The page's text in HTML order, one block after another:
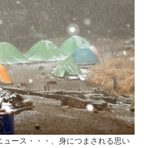
ュース・・・、身につまされる思い